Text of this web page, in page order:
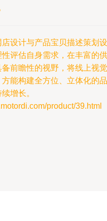
设计与产品宝贝描述策划设
评估自身需求，在丰富的供
前瞻性的视野，将线上视觉
能构建全方位、立体化的品
增长。
product/39.html